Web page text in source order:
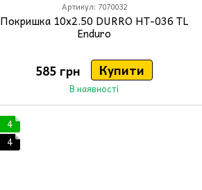
Артикул: 7070032
Покришка 10x2.50 DURRO HT-036 TL
Enduro
585 грн Купити
В наявності
4
4